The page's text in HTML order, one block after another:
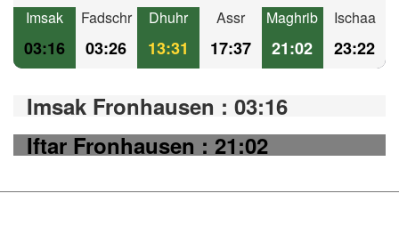
Imsak
03:16
Fadschr
03:26
Dhuhr
13:31
Assr
17:37
Maghrib
21:02
Ischaa
23:22
Imsak Fronhausen : 03:16
Iftar Fronhausen : 21:02